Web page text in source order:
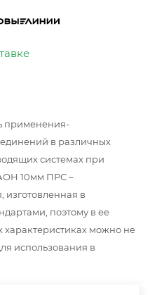
применения-
в различных
системах при
10мм ПРС –
изготовленная в
поэтому в ее
характеристиках можно не
использования в